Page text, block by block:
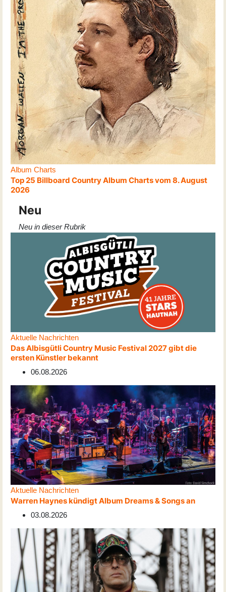
Album Charts
Top 25 Billboard Country Album Charts vom 8. August
2026
Neu
Neu in dieser Rubrik
Aktuelle Nachrichten
Das Albisgütli Country Music Festival 2027 gibt die
ersten Künstler bekannt
06.08.2026
Aktuelle Nachrichten
Warren Haynes kündigt Album Dreams & Songs an
03.08.2026